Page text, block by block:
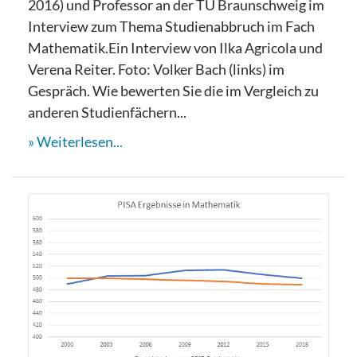
2016) und Professor an der TU Braunschweig im
Interview zum Thema Studienabbruch im Fach
Mathematik.Ein Interview von Ilka Agricola und
Verena Reiter. Foto: Volker Bach (links) im
Gespräch. Wie bewerten Sie die im Vergleich zu
anderen Studienfächern...
Weiterlesen...